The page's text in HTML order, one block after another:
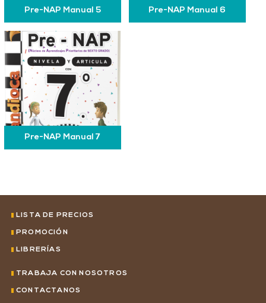
Pre-NAP Manual 5 Pre-NAP Manual 6
Pre-NAP Manual 7
LISTA DE PRECIOS
PROMOCIÓN
LIBRERÍAS
TRABAJÁ CON NOSOTROS
CONTACTANOS